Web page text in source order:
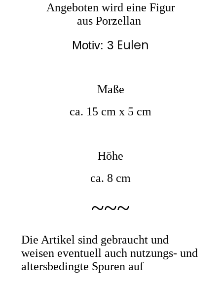
Angeboten wird eine Figur
aus Porzellan
Motiv: 3 Eulen
Maße
ca. 15 cm x 5 cm
Höhe
ca. 8 cm
~~~
Die Artikel sind gebraucht und
weisen eventuell auch nutzungs- und
altersbedingte Spuren auf